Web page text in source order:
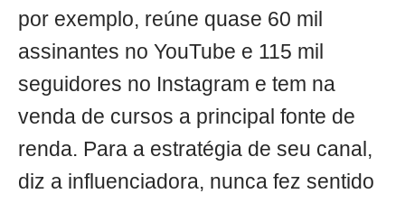
por exemplo, reúne quase 60 mil
assinantes no YouTube e 115 mil
seguidores no Instagram e tem na
venda de cursos a principal fonte de
renda. Para a estratégia de seu canal,
diz a influenciadora, nunca fez sentido